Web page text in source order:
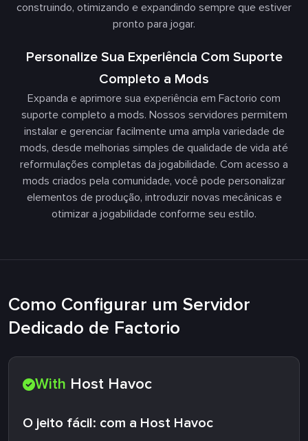
construindo, otimizando e expandindo sempre que estiver
pronto para jogar.
Personalize Sua Experiência Com Suporte
Completo a Mods
Expanda e aprimore sua experiência em Factorio com
suporte completo a mods. Nossos servidores permitem
instalar e gerenciar facilmente uma ampla variedade de
mods, desde melhorias simples de qualidade de vida até
reformulações completas da jogabilidade. Com acesso a
mods criados pela comunidade, você pode personalizar
elementos de produção, introduzir novas mecânicas e
otimizar a jogabilidade conforme seu estilo.
Como Configurar um Servidor
Dedicado de Factorio
With Host Havoc
O jeito fácil: com a Host Havoc